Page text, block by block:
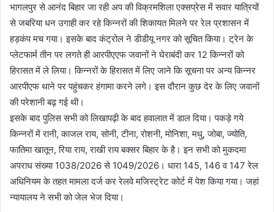
भागलपुर से आनंद बिहार जा रही अप की विक्रमशिला एक्सप्रेस में सवार यात्रियों
से जबरिया धन उगाही कर रहे किन्नरों की शिकायत मिलने पर रेल प्रशासन में
हड़कंप मच गया। इसके बाद कंट्रोल ने डीडीयू नगर को सूचित किया। ट्रेन के
प्लेटफार्म तीन पर लगते ही आरपीएएफ जवानों ने घेराबंदी कर 12 किन्नरों को
हिरासत में ले लिया। किन्नरों के हिरासत में लिए जाने कि सूचना पर अन्य किन्नर
आरपीएफ थाने पर पहुंचकर हंगामा करने लगे। इस दौरान कुछ देर के लिए जवानों
की परेशानी बढ़ गई थी।
इसके बाद पुलिस सभी को लिखापढ़ी के बाद हवालात में डाल दिया। पकड़े गये
किन्नरों में रानी, काजल राय, सोनी, टीना, रोशनी, मोनिशा, मधु, जोबा, ज्योति,
फातिमा खातून, रिया राय, राखी राय बक्सर बिहार के है। इन सभी को मुकदमा
अपराध संख्या 1038/2026 से 1049/2026। धारा 145, 146 व 147 रेल
अधिनियम के तहत मामला दर्ज कर रेलवे मजिस्ट्रेट कोर्ट में पेश किया गया। जहां
न्यायालय ने सभी को जेल भेज दिया।